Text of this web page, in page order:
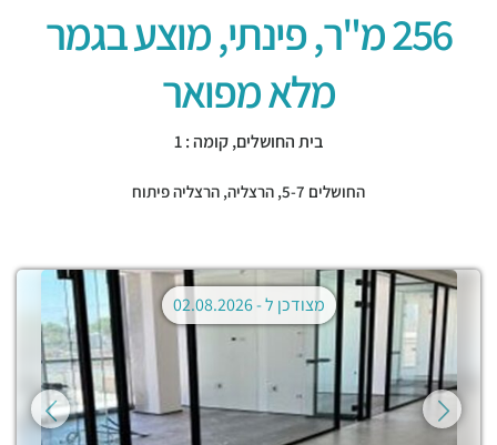
256 מ"ר, פינתי, מוצע בגמר
מלא מפואר
בית החושלים, קומה : 1
החושלים 5-7, הרצליה, הרצליה פיתוח
מצודכן ל -02.08.2026